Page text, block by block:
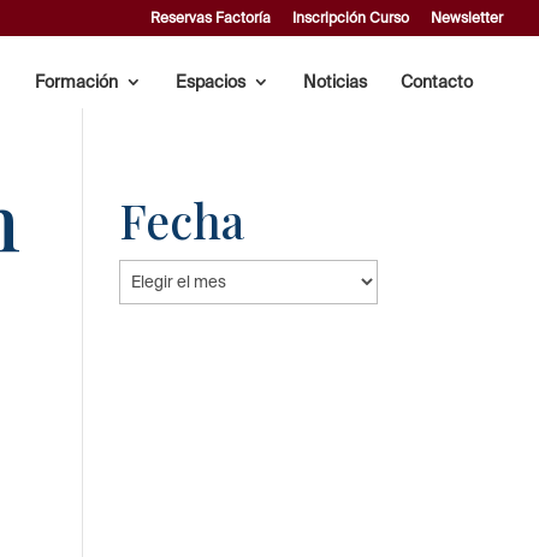
Reservas Factoría Inscripción Curso Newsletter
Formación Espacios Noticias Contacto
Fecha
Fecha